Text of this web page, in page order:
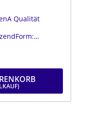
Qualität
ca. 6 mmLänge: